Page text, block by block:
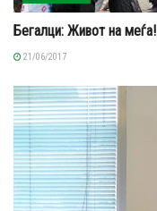
Бегалци: Живот на меѓа!
21/06/2017